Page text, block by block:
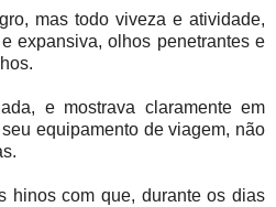
mas todo viveza e atividade,
expansiva, olhos penetrantes e
e mostrava claramente em
equipamento de viagem, não
hinos com que, durante os dias